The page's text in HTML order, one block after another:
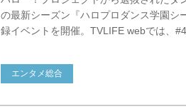
の最新シーズン『ハロプロダンス学園シ
録イベントを開催。TVLIFE webでは、
エンタメ総合